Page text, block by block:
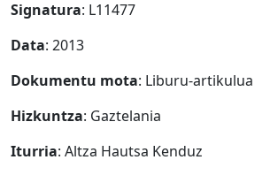
Signatura: L11477
Data: 2013
Dokumentu mota: Liburu-artikulua
Hizkuntza: Gaztelania
Iturria: Altza Hautsa Kenduz